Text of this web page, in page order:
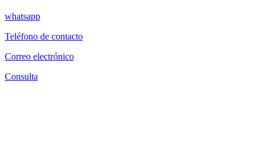
whatsapp
Teléfono de contacto
Correo electrónico
Consulta